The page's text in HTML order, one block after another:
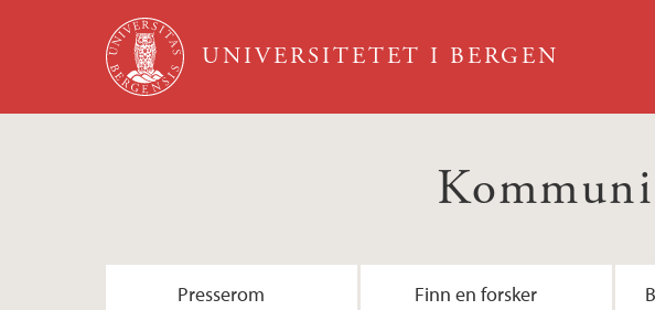
Hopp til hovedinnhold
UNIVERSITETET I BERGEN
Presserom Finn en forsker